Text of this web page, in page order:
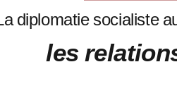
diplomatie socialiste
les